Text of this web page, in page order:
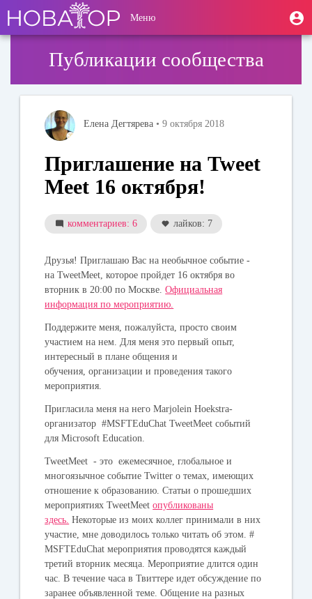
основному
содержанию
User
account
Меню
Публикации сообщества
Елена Дегтярева • 9 октября 2018
Приглашение на Tweet
Meet 16 октября!
комментариев: 6 лайков: 7
Друзья! Приглашаю Вас на необычное событие -
на TweetMeet, которое пройдет 16 октября во
вторник в 20:00 по Москве.Официальная
информация по мероприятию.
Поддержите меня, пожалуйста, просто своим
участием на нем. Для меня это первый опыт,
интересный в плане общения и
обучения, организации и проведения такого
мероприятия.
Пригласила меня на него Marjolein Hoekstra-
организатор #MSFTEduChat TweetMeet событий
для Microsoft Education.
TweetMeet - это ежемесячное, глобальное и
многоязычное событие Twitter о темах, имеющих
отношение к образованию. Статьи о прошедших
мероприятиях TweetMeetопубликованы
здесь. Некоторые из моих коллег принимали в них
участие, мне доводилось только читать об этом. #
MSFTEduChat мероприятия проводятся каждый
третий вторник месяца. Мероприятие длится один
час. В течение часа в Твиттере идет обсуждение по
заранее объявленной теме. Общение на разных